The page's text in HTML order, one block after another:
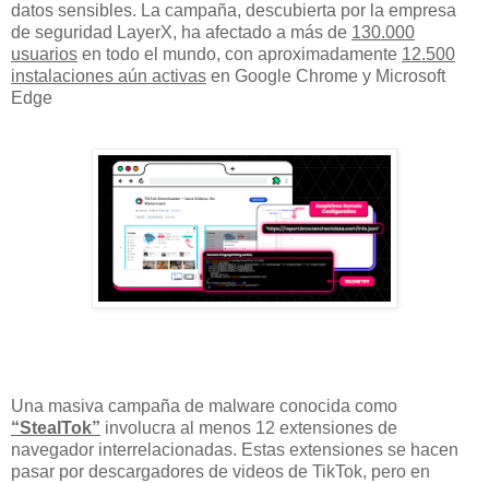
datos sensibles. La campaña, descubierta por la empresa
de seguridad LayerX, ha afectado a más de 130.000
usuarios en todo el mundo, con aproximadamente 12.500
instalaciones aún activas en Google Chrome y Microsoft
Edge
Una masiva campaña de malware conocida como
“StealTok” involucra al menos 12 extensiones de
navegador interrelacionadas. Estas extensiones se hacen
pasar por descargadores de videos de TikTok, pero en